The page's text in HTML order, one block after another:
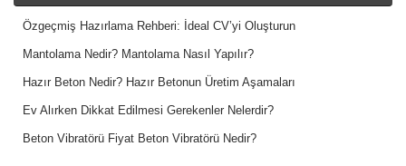
Özgeçmiş Hazırlama Rehberi: İdeal CV’yi Oluşturun
Mantolama Nedir? Mantolama Nasıl Yapılır?
Hazır Beton Nedir? Hazır Betonun Üretim Aşamaları
Ev Alırken Dikkat Edilmesi Gerekenler Nelerdir?
Beton Vibratörü Fiyat Beton Vibratörü Nedir?